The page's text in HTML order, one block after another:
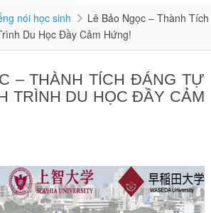
nói học sinh
Lê Bảo Ngọc – Thành Tích
Du Học Đầy Cảm Hứng!
– THÀNH TÍCH ĐÁNG TỰ
TRÌNH DU HỌC ĐẦY CẢM